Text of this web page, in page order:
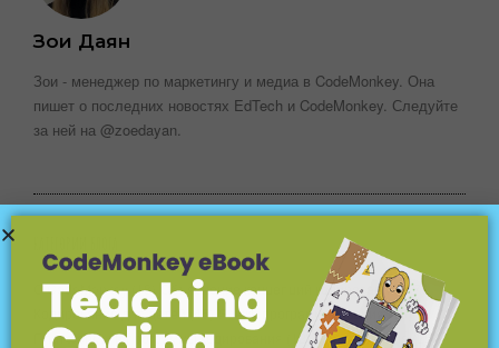
Зои Даян
Зои - менеджер по маркетингу и медиа в CodeMonkey. Она
пишет о последних новостях EdTech и CodeMonkey. Следуйте
за ней на @zoedayan.
О CodeMonkey (18) Объяснение концепций кодирования(17)
Кодирование для детей(45) Языки программирования(15)
Платформы и программы кодирования
(12) Соревнования(25)